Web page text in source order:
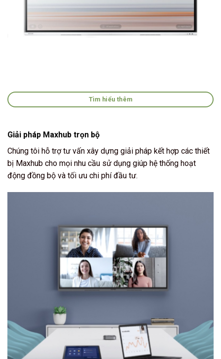
Tìm hiểu thêm
Giải pháp Maxhub trọn bộ
Chúng tôi hỗ trợ tư vấn xây dựng giải pháp kết hợp các thiết
bị Maxhub cho mọi nhu cầu sử dụng giúp hệ thống hoạt
động đồng bộ và tối ưu chi phí đầu tư.